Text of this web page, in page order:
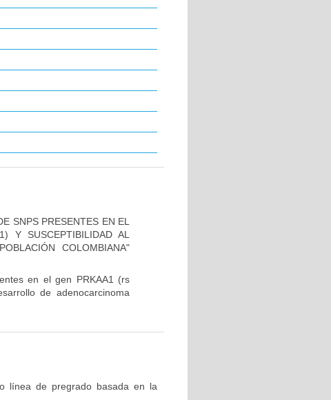
SNPS PRESENTES EN EL
Y SUSCEPTIBILIDAD AL
COLOMBIANA"
en el gen PRKAA1 (rs
de adenocarcinoma
línea de pregrado basada en la